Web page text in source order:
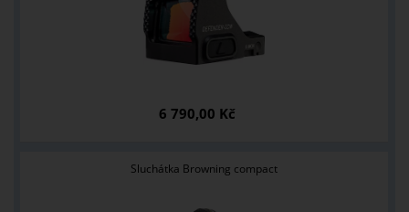
6 790,00 Kč
Sluchátka Browning compact